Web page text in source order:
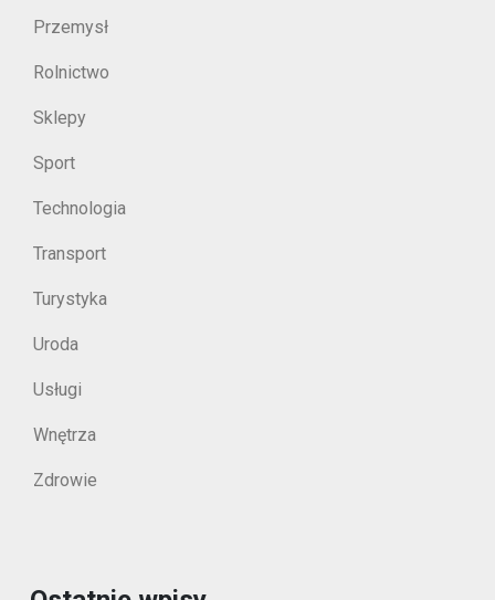
Przemysł
Rolnictwo
Sklepy
Sport
Technologia
Transport
Turystyka
Uroda
Usługi
Wnętrza
Zdrowie